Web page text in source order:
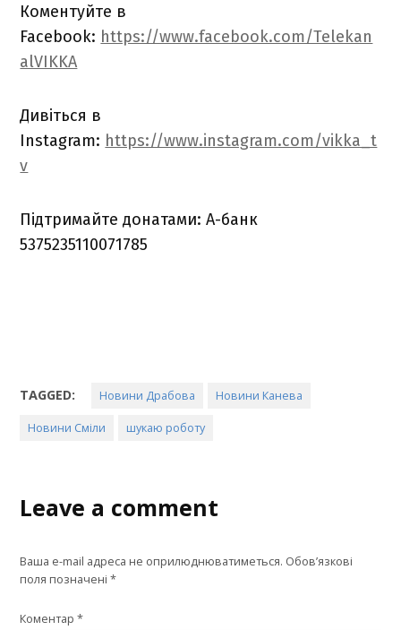
Коментуйте в
Facebook: https://www.facebook.com/Telekan
alVIKKA
Дивіться в
Instagram: https://www.instagram.com/vikka_t
v
Підтримайте донатами: А-банк
5375235110071785
TAGGED: Новини Драбова Новини Канева
Новини Сміли шукаю роботу
Leave a comment
Ваша e-mail адреса не оприлюднюватиметься. Обов’язкові
поля позначені*
Коментар*